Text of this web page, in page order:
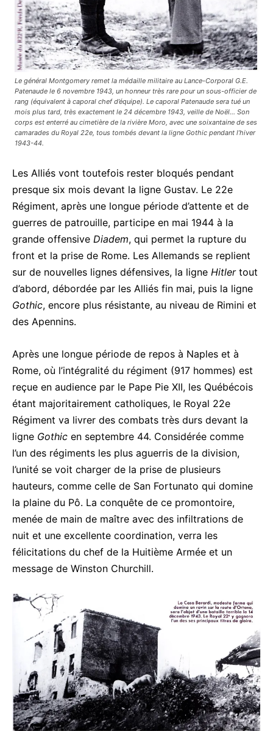
Le général Montgomery remet la médaille militaire au Lance-Corporal G.E.
Patenaude le 6 novembre 1943, un honneur très rare pour un sous-officier de
rang (équivalent à caporal chef d’équipe). Le caporal Patenaude sera tué un
mois plus tard, très exactement le 24 décembre 1943, veille de Noël… Son
corps est enterré au cimetière de la rivière Moro, avec une soixantaine de ses
camarades du Royal 22e, tous tombés devant la ligne Gothic pendant l’hiver
1943-44.
Les Alliés vont toutefois rester bloqués pendant
presque six mois devant la ligne Gustav. Le 22e
Régiment, après une longue période d’attente et de
guerres de patrouille, participe en mai 1944 à la
grande offensive Diadem, qui permet la rupture du
front et la prise de Rome. Les Allemands se replient
sur de nouvelles lignes défensives, la ligne Hitler tout
d’abord, débordée par les Alliés fin mai, puis la ligne
Gothic, encore plus résistante, au niveau de Rimini et
des Apennins.
Après une longue période de repos à Naples et à
Rome, où l’intégralité du régiment (917 hommes) est
reçue en audience par le Pape Pie XII, les Québécois
étant majoritairement catholiques, le Royal 22e
Régiment va livrer des combats très durs devant la
ligne Gothic en septembre 44. Considérée comme
l’un des régiments les plus aguerris de la division,
l’unité se voit charger de la prise de plusieurs
hauteurs, comme celle de San Fortunato qui domine
la plaine du Pô. La conquête de ce promontoire,
menée de main de maître avec des infiltrations de
nuit et une excellente coordination, verra les
félicitations du chef de la Huitième Armée et un
message de Winston Churchill.